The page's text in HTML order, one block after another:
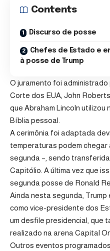
Contents
Discurso de posse
Chefes de Estado e
à posse de Trump
O juramento foi
Corte dos EUA, John
que Abraham Lincoln utilizou
Bíblia pessoal.
A cerimônia foi adaptada
temperaturas podem chegar
segunda –, sendo
Capitólio. A última vez que
segunda posse de Ronald
Ainda nesta segunda, Trump
como vice-presidente dos
um desfile presidencial, que
realizado na arena Capital
Outros eventos